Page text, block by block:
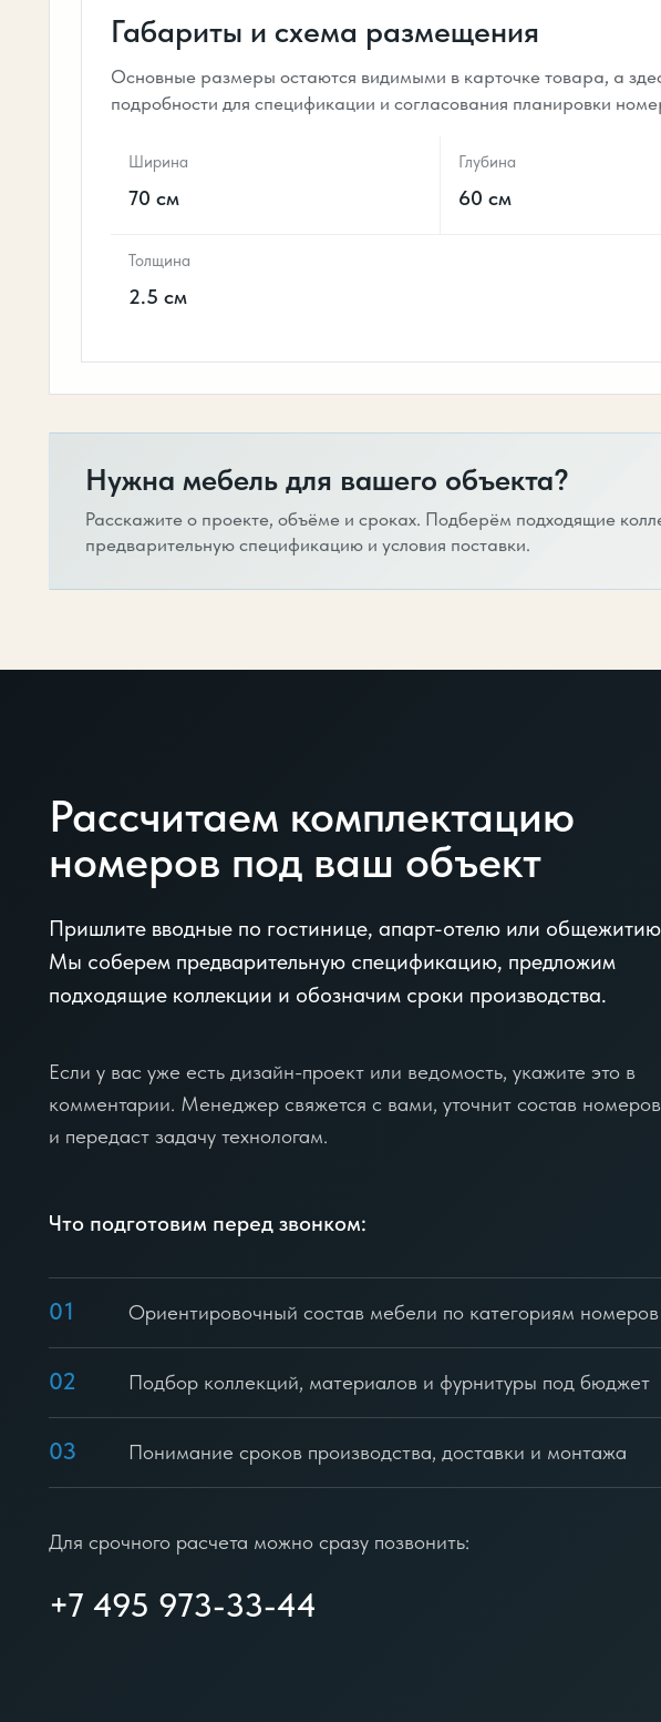
Габариты и схема размещения
Основные размеры остаются видимыми в карточке товара, а
подробности для спецификации и согласования планировки
Ширина
70 см
Глубина
60 см
Толщина
2.5 см
Нужна мебель для вашего объекта?
Расскажите о проекте, объёме и сроках. Подберём подходящие
предварительную спецификацию и условия поставки.
Рассчитаем комплектацию
номеров под ваш объект
Пришлите вводные по гостинице, апарт-отелю или
Мы соберем предварительную спецификацию, предложим
подходящие коллекции и обозначим сроки производства.
Если у вас уже есть дизайн-проект или ведомость, укажите это в
комментарии. Менеджер свяжется с вами, уточнит состав номеров
и передаст задачу технологам.
Что подготовим перед звонком:
01 Ориентировочный состав мебели по категориям номеров
02 Подбор коллекций, материалов и фурнитуры под бюджет
03 Понимание сроков производства, доставки и монтажа
Для срочного расчета можно сразу позвонить:
+7 495 973-33-44